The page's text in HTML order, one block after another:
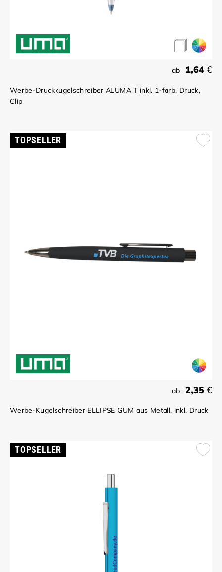
ab 1,64 €
Werbe-Druckkugelschreiber ALUMA T inkl. 1-farb. Druck,
Clip
TOPSELLER
ab 2,35 €
Werbe-Kugelschreiber ELLIPSE GUM aus Metall, inkl. Druck
TOPSELLER